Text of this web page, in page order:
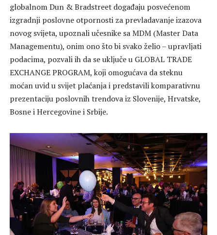
globalnom Dun & Bradstreet događaju posvećenom
izgradnji poslovne otpornosti za prevladavanje izazova
novog svijeta, upoznali učesnike sa MDM (Master Data
Managementu), onim ono što bi svako želio – upravljati
podacima, pozvali ih da se uključe u GLOBAL TRADE
EXCHANGE PROGRAM, koji omogućava da steknu
moćan uvid u svijet plaćanja i predstavili komparativnu
prezentaciju poslovnih trendova iz Slovenije, Hrvatske,
Bosne i Hercegovine i Srbije.